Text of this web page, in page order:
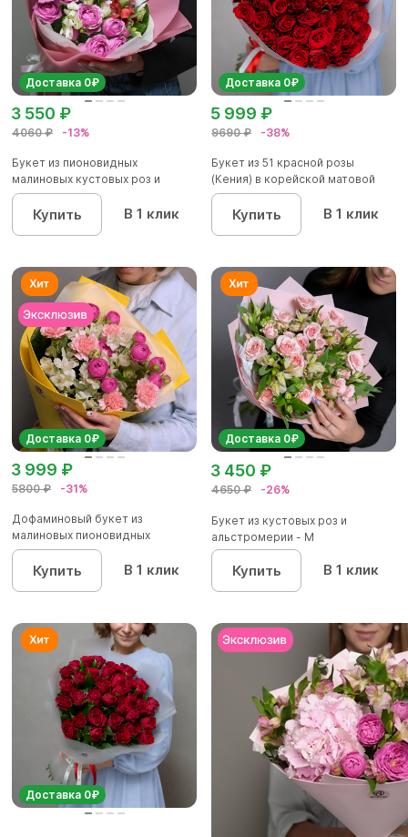
Доставка 0₽
4060 ₽ -13%
3 550 ₽
Букет из пионовидных
малиновых кустовых роз и
альстроме...
Купить В 1 клик
Доставка 0₽
9690 ₽ -38%
5 999 ₽
Букет из 51 красной розы
(Кения) в корейской матовой
уп...
Купить В 1 клик
Доставка 0₽
5800 ₽ -31%
3 999 ₽
Дофаминовый букет из
малиновых пионовидных
кустовых роз...
Купить В 1 клик
Доставка 0₽
4650 ₽ -26%
3 450 ₽
Букет из кустовых роз и
альстромерии - М
Купить В 1 клик
Доставка 0₽